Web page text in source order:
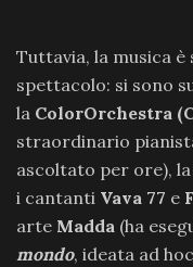
Tuttavia, la musica
spettacolo: si sono
la ColorOrchestra
straordinario
ascoltato per ore), la
i cantanti Vava 77 e
arte Madda (ha
mondo, ideata ad